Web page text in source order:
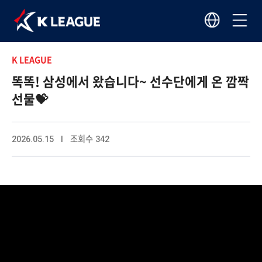
K LEAGUE
똑똑! 삼성에서 왔습니다~ 선수단에게 온 깜짝
선물💝
2026.05.15 I 조회수 342